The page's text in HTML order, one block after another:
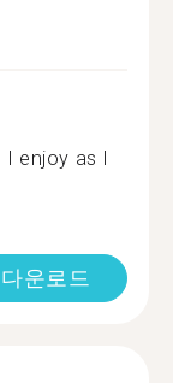
enjoy as I
운로드